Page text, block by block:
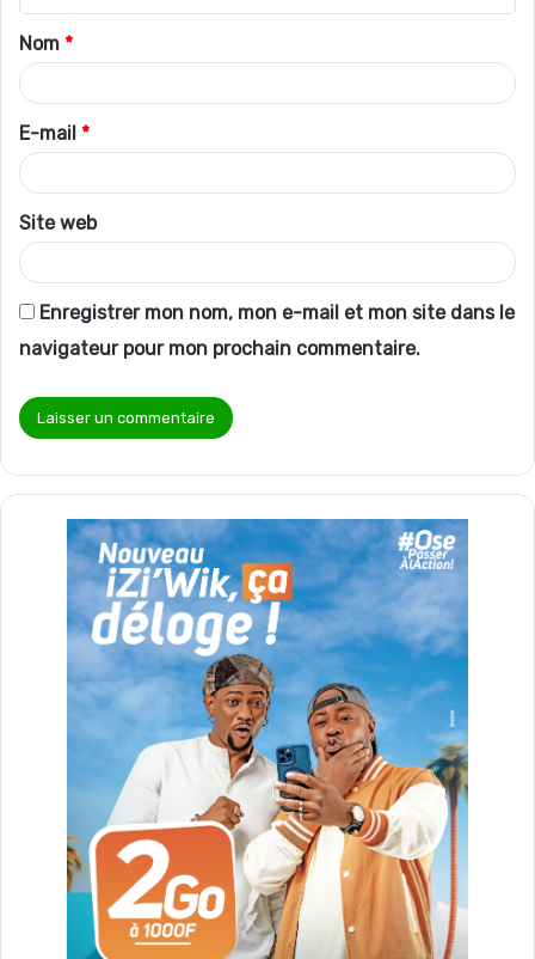
t
a
i
r
e
*
Nom *
E-mail *
Site web
Enregistrer mon nom, mon e-mail et mon site dans le
navigateur pour mon prochain commentaire.